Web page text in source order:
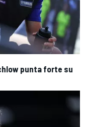
punta forte su